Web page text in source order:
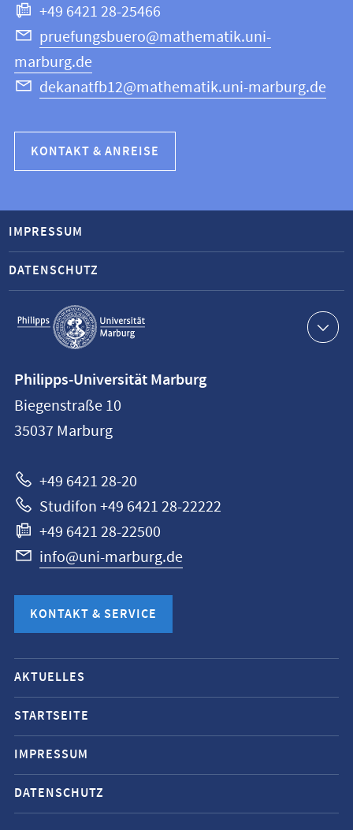
+49 6421 28-25466
pruefungsbuero@mathematik.uni-
marburg.de
dekanatfb12@mathematik.uni-marburg.de
KONTAKT & ANREISE
Service-
Navigation
IMPRESSUM
DATENSCHUTZ
Philipps-
Universität
Marburg
Philipps-Universität Marburg
Biegenstraße 10
35037 Marburg
+49 6421 28-20
Studifon +49 6421 28-22222
+49 6421 28-22500
info@uni-marburg.de
KONTAKT & SERVICE
Mobile-
Service-
Navigation
und
Social
Media
Kontakte
AKTUELLES
STARTSEITE
IMPRESSUM
DATENSCHUTZ